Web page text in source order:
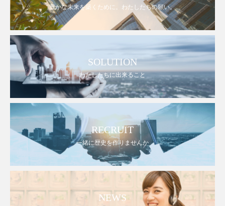
豊かな未来を築くために。わたしたちの願い。
SOLUTION
わたしたちに出来ること
RECRUIT
一緒に歴史を作りませんか
NEWS